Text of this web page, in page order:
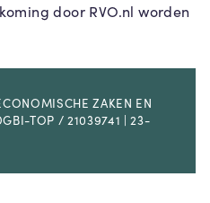
door RVO.nl worden
ZAKEN EN
TOP / 21039741 | 23-